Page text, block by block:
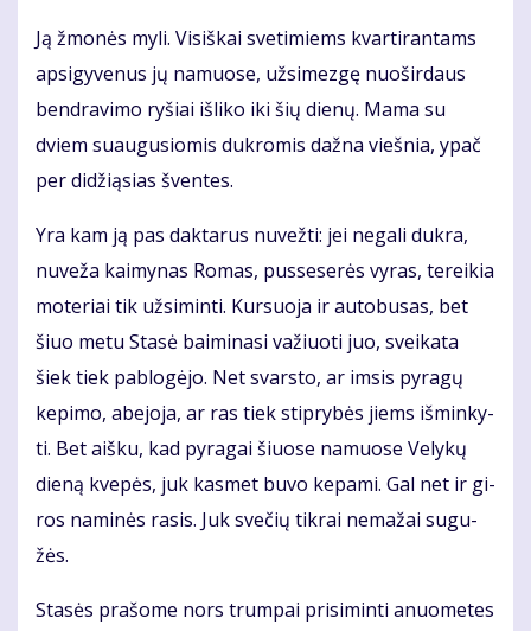
Ją žmo­nės my­li. Vi­siš­kai sve­ti­miems kvar­ti­ran­tams
ap­si­gy­ve­nus jų na­muo­se, už­si­mez­gę nuo­šir­daus
ben­dra­vi­mo ry­šiai iš­li­ko iki šių die­nų. Ma­ma su
dviem su­au­gu­sio­mis duk­ro­mis daž­na vieš­nia, ypač
per di­dži­ą­sias šven­tes.
Yra kam ją pas dak­ta­rus nu­vež­ti: jei ne­ga­li duk­ra,
nu­ve­ža kai­my­nas Ro­mas, pus­se­se­rės vy­ras, te­rei­kia
mo­te­riai tik už­si­min­ti. Kur­suo­ja ir au­to­bu­sas, bet
šiuo me­tu Sta­sė bai­mi­na­si va­žiuo­ti juo, svei­ka­ta
šiek tiek pa­blo­gė­jo. Net svars­to, ar im­sis py­ra­gų
ke­pi­mo, abe­jo­ja, ar ras tiek stip­ry­bės jiems iš­min­ky­
ti. Bet aiš­ku, kad py­ra­gai šiuo­se na­muo­se Ve­ly­kų
die­ną kve­pės, juk kas­met bu­vo ke­pa­mi. Gal net ir gi­
ros na­mi­nės ra­sis. Juk sve­čių tik­rai ne­ma­žai su­gu­
žės.
Sta­sės pra­šo­me nors trum­pai pri­si­min­ti anuo­me­tes